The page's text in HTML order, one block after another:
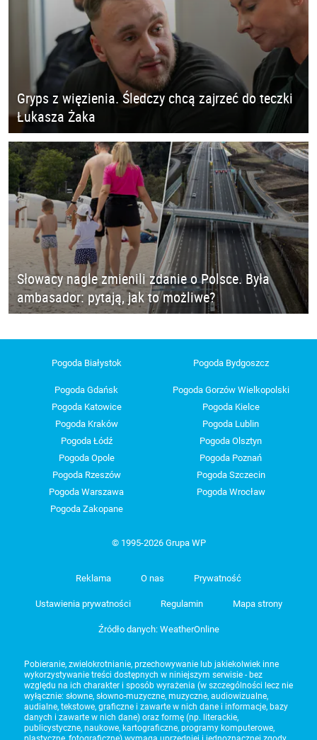
Gryps z więzienia. Śledczy chcą zajrzeć do teczki
Łukasza Żaka
Słowacy nagle zmienili zdanie o Polsce. Była
ambasador: pytają, jak to możliwe?
Pogoda Białystok Pogoda Bydgoszcz
Pogoda Gdańsk
Pogoda Gorzów Wielkopolski
Pogoda Katowice
Pogoda Kielce
Pogoda Kraków
Pogoda Lublin
Pogoda Łódź
Pogoda Olsztyn
Pogoda Opole
Pogoda Poznań
Pogoda Rzeszów
Pogoda Szczecin
Pogoda Warszawa
Pogoda Wrocław
Pogoda Zakopane
© 1995-2026 Grupa WP
Reklama O nas Prywatność
Ustawienia prywatności Regulamin Mapa strony
Źródło danych: WeatherOnline
Pobieranie, zwielokrotnianie, przechowywanie lub jakiekolwiek inne
wykorzystywanie treści dostępnych w niniejszym serwisie - bez
względu na ich charakter i sposób wyrażenia (w szczególności lecz nie
wyłącznie: słowne, słowno-muzyczne, muzyczne, audiowizualne,
audialne, tekstowe, graficzne i zawarte w nich dane i informacje, bazy
danych i zawarte w nich dane) oraz formę (np. literackie,
publicystyczne, naukowe, kartograficzne, programy komputerowe,